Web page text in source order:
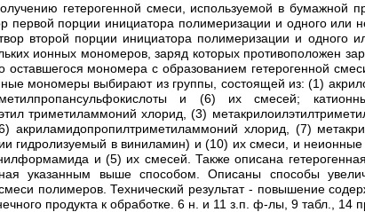
гетерогенной смеси, используемой в бумажной
первой порции инициатора полимеризации и одного
второй порции инициатора полимеризации и одного
ионных мономеров, заряд которых противоположен
мономера с образованием гетерогенной
мономеры выбирают из группы, состоящей из: (1)
и (6) их смесей;
триметиламмоний хлорид, (3)
акриламидопропилтриметиламмоний хлорид, (7)
гидролизуемый в виниламин) и (10) их смеси, и
и (5) их смесей. Также описана
указанным выше способом. Описаны способы
полимеров. Технический результат - повышение
продукта к обработке. 6 н. и 11 з.п. ф-лы, 9 табл., 14